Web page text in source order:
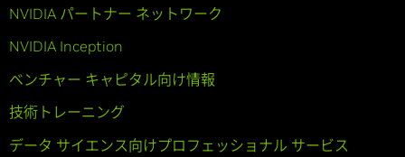
NVIDIA パートナー ネットワーク
NVIDIA Inception
ベンチャー キャピタル向け情報
技術トレーニング
データ サイエンス向けプロフェッショナル サービス